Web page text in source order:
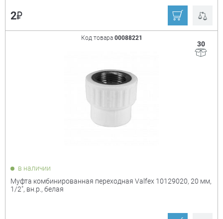
2₽
Код товара 00088221
30
в наличии
Муфта комбинированная переходная Valfex 10129020, 20 мм,
1/2", вн.р., белая